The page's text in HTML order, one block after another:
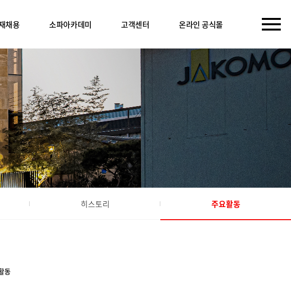
채용 소파아카데미 고객센터 온라인 공식몰
히스토리 주요활동
동